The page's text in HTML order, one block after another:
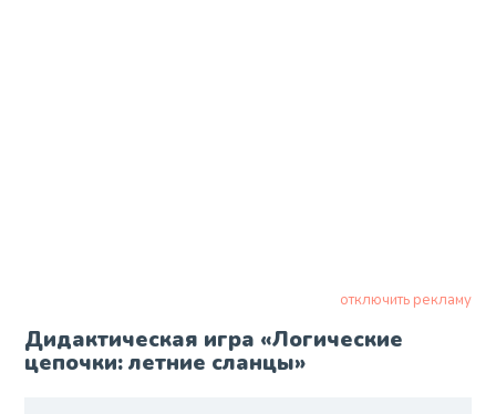
отключить рекламу
Дидактическая игра «Логические
цепочки: летние сланцы»